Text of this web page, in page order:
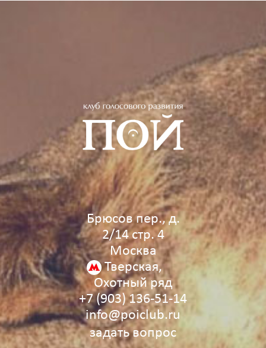
Брюсов пер., д.
2/14 стр. 4
Москва
Тверская,
Охотный ряд
+7 (903) 136‑51‑14
info@poiclub.ru
задать вопрос